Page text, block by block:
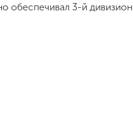
обеспечивал 3-й дивизион